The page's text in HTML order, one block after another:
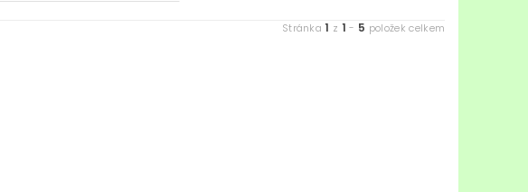
Stránka1 z 1 - 5 položek celkem